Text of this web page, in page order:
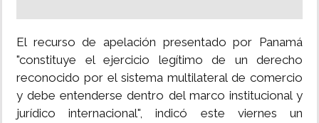
El recurso de apelación presentado por Panamá
"constituye el ejercicio legítimo de un derecho
reconocido por el sistema multilateral de comercio
y debe entenderse dentro del marco institucional y
jurídico internacional", indicó este viernes un